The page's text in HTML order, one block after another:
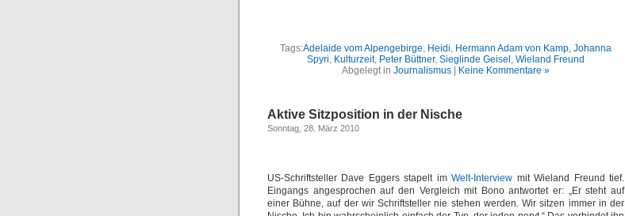
Tags:Adelaide vom Alpengebirge, Heidi, Hermann Adam von Kamp, Johanna
Spyri, Kulturzeit, Peter Büttner, Sieglinde Geisel , Wieland Freund
Abgelegt in Journalismus Keine Kommentare »
Aktive Sitzposition in der Nische
Sonntag, 28. März 2010
US-Schriftsteller Dave Eggers stapelt imWelt-Interview mit Wieland Freund tief.
Eingangs angesprochen auf den Vergleich mit Bono antwortet er: „Er steht auf
einer Bühne, auf der wir Schriftsteller nie stehen werden. Wir sitzen immer in der